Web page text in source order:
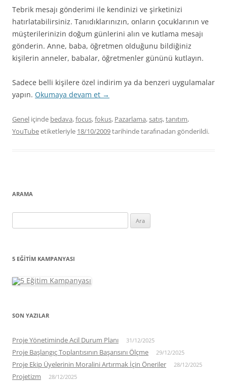
Tebrik mesajı gönderimi ile kendinizi ve şirketinizi
hatırlatabilirsiniz. Tanıdıklarınızın, onların çocuklarının ve
müşterilerinizin doğum günlerini alın ve kutlama mesajı
gönderin. Anne, baba, öğretmen olduğunu bildiğiniz
kişilerin anneler, babalar, öğretmenler gününü kutlayın.
Sadece belli kişilere özel indirim ya da benzeri uygulamalar
yapın. Okumaya devam et →
Genel içinde bedava,focus,fokus, Pazarlama,satış,tanıtım,
YouTubeetiketleriyle 18/10/2009tarihindetarafınadan gönderildi.
ARAMA
5 EĞITIM KAMPANYASI
SON YAZILAR
Proje Yönetiminde Acil Durum Planı 31/12/2025
Proje Başlangıç Toplantısının Başarısını Ölçme 29/12/2025
Proje Ekip Üyelerinin Moralini Artırmak İçin Öneriler 28/12/2025
Projetizm 28/12/2025